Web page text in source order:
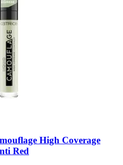
High Coverage
Red